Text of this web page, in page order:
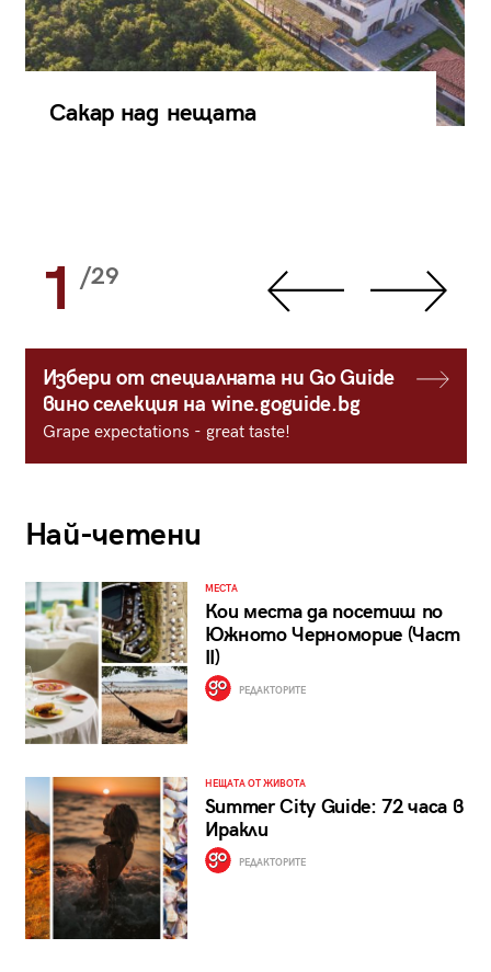
Сакар над нещата
1 /29
Избери от специалната ни Go Guide
вино селекция на wine.goguide.bg
Grape expectations - great taste!
Най-четени
МЕСТА
Кои места да посетиш по
Южното Черноморие (Част
II)
РЕДАКТОРИТЕ
НЕЩАТА ОТ ЖИВОТА
Summer City Guide: 72 часа в
Иракли
РЕДАКТОРИТЕ